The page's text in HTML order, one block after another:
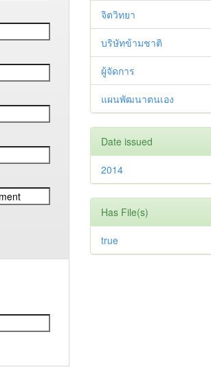
จิตวิทยา
บริษัทข้ามชาติ
ผู้จัดการ
แผนพัฒนาตนเอง
Date issued
2014
Has File(s)
true